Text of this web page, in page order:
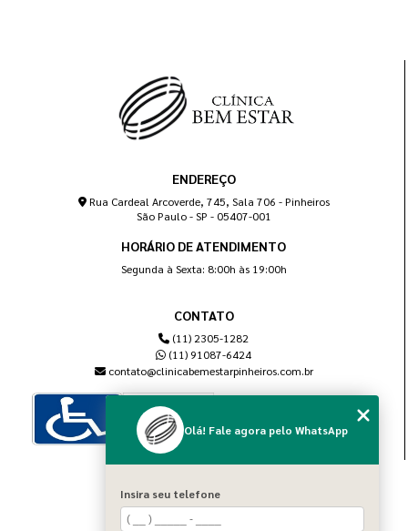
ENDEREÇO
Rua Cardeal Arcoverde, 745, Sala 706 - Pinheiros
São Paulo - SP - 05407-001
HORÁRIO DE ATENDIMENTO
Segunda à Sexta: 8:00h às 19:00h
CONTATO
(11) 2305-1282
(11) 91087-6424
contato@clinicabemestarpinheiros.com.br
Home
Sobre nós
Olá! Fale agora pelo WhatsApp
Insira seu telefone